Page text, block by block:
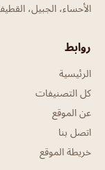
الأحساء، الجبيل،
روابط
الرئيسية
كل التصنيفات
عن الموقع
اتصل بنا
خريطة الموقع